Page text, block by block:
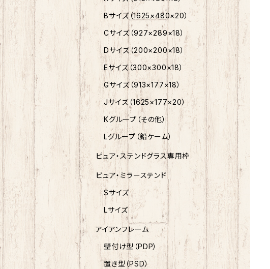
Bサイズ（1625×480×20）
Cサイズ（927×289×18）
Dサイズ（200×200×18）
Eサイズ（300×300×18）
Gサイズ（913×177×18）
Jサイズ（1625×177×20）
Kグループ（その他）
Lグループ（鉛ケーム）
ピュア・ステンドグラス専用枠
ピュア・ミラーステンド
Sサイズ
Lサイズ
アイアンフレーム
壁付け型（PDP）
置き型（PSD）